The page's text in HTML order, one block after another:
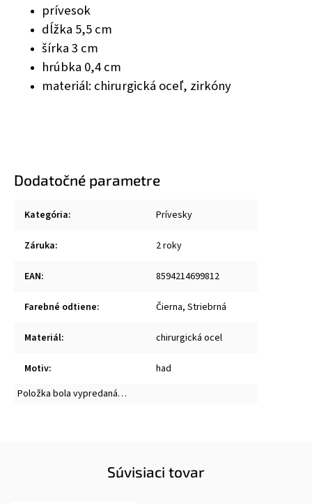
prívesok
dĺžka 5,5 cm
šírka 3 cm
hrúbka 0,4 cm
materiál: chirurgická oceľ, zirkóny
Dodatočné parametre
Kategória: Prívesky
Záruka: 2 roky
EAN: 8594214699812
Farebné odtiene: Čierna, Striebrná
Materiál: chirurgická ocel
Motiv:
had
Položka bola vypredaná…
Súvisiaci tovar